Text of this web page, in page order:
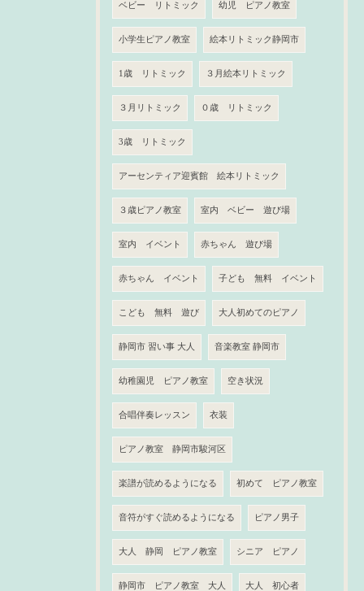
ベビー リトミック 幼児 ピアノ教室
小学生ピアノ教室 絵本リトミック静岡市
1歳 リトミック ３月絵本リトミック
３月リトミック ０歳 リトミック
3歳 リトミック
アーセンティア迎賓館 絵本リトミック
３歳ピアノ教室 室内 ベビー 遊び場
室内 イベント 赤ちゃん 遊び場
赤ちゃん イベント 子ども 無料 イベント
こども 無料 遊び 大人初めてのピアノ
静岡市 習い事 大人 音楽教室 静岡市
幼稚園児 ピアノ教室 空き状況
合唱伴奏レッスン 衣装
ピアノ教室 静岡市駿河区
楽譜が読めるようになる 初めて ピアノ教室
音符がすぐ読めるようになる ピアノ男子
大人 静岡 ピアノ教室 シニア ピアノ
静岡市 ピアノ教室 大人 大人 初心者